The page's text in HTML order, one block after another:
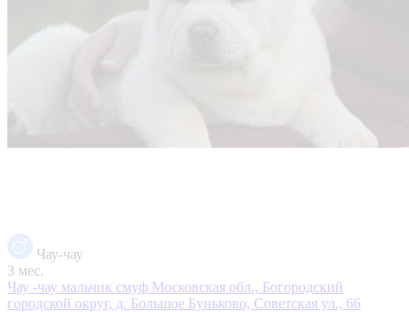
Чау-чау
3 мес.
Чау -чау мальчик смуф Московская обл., Богородский
городской округ, д. Большое Буньково, Советская ул., 66